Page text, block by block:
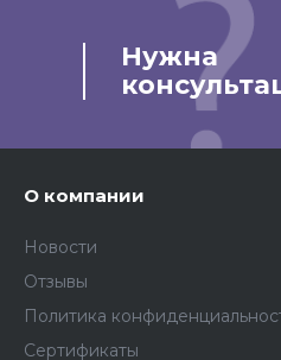
Нужна
О компании
Новости
Отзывы
Политика
Сертификаты